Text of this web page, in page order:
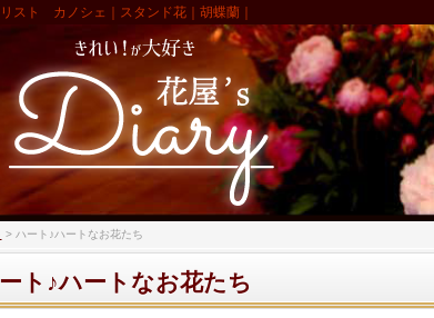
スト カノシェ｜スタンド花｜胡蝶蘭｜
> ハート♪ハートなお花たち
ト♪ハートなお花たち